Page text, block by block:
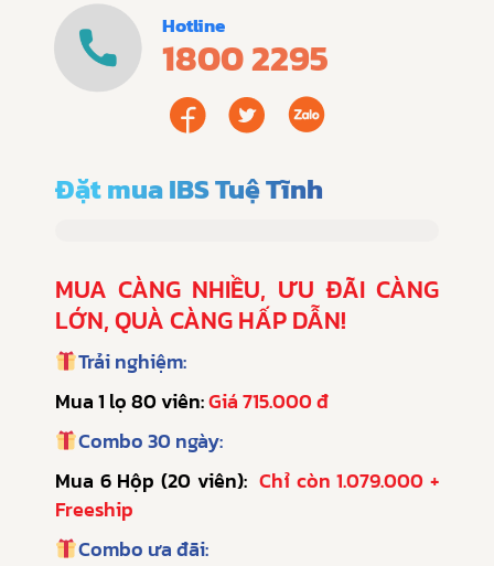
Đặt mua IBS Tuệ Tĩnh
MUA CÀNG NHIỀU, ƯU ĐÃI CÀNG
LỚN, QUÀ CÀNG HẤP DẪN!
Trải nghiệm:
Mua 1 lọ 80 viên:Giá 715.000 đ
Combo 30 ngày:
Mua 6 Hộp (20 viên): Chỉ còn 1.079.000 +
Freeship
Combo ưa đãi:
Hotline
1800 2295